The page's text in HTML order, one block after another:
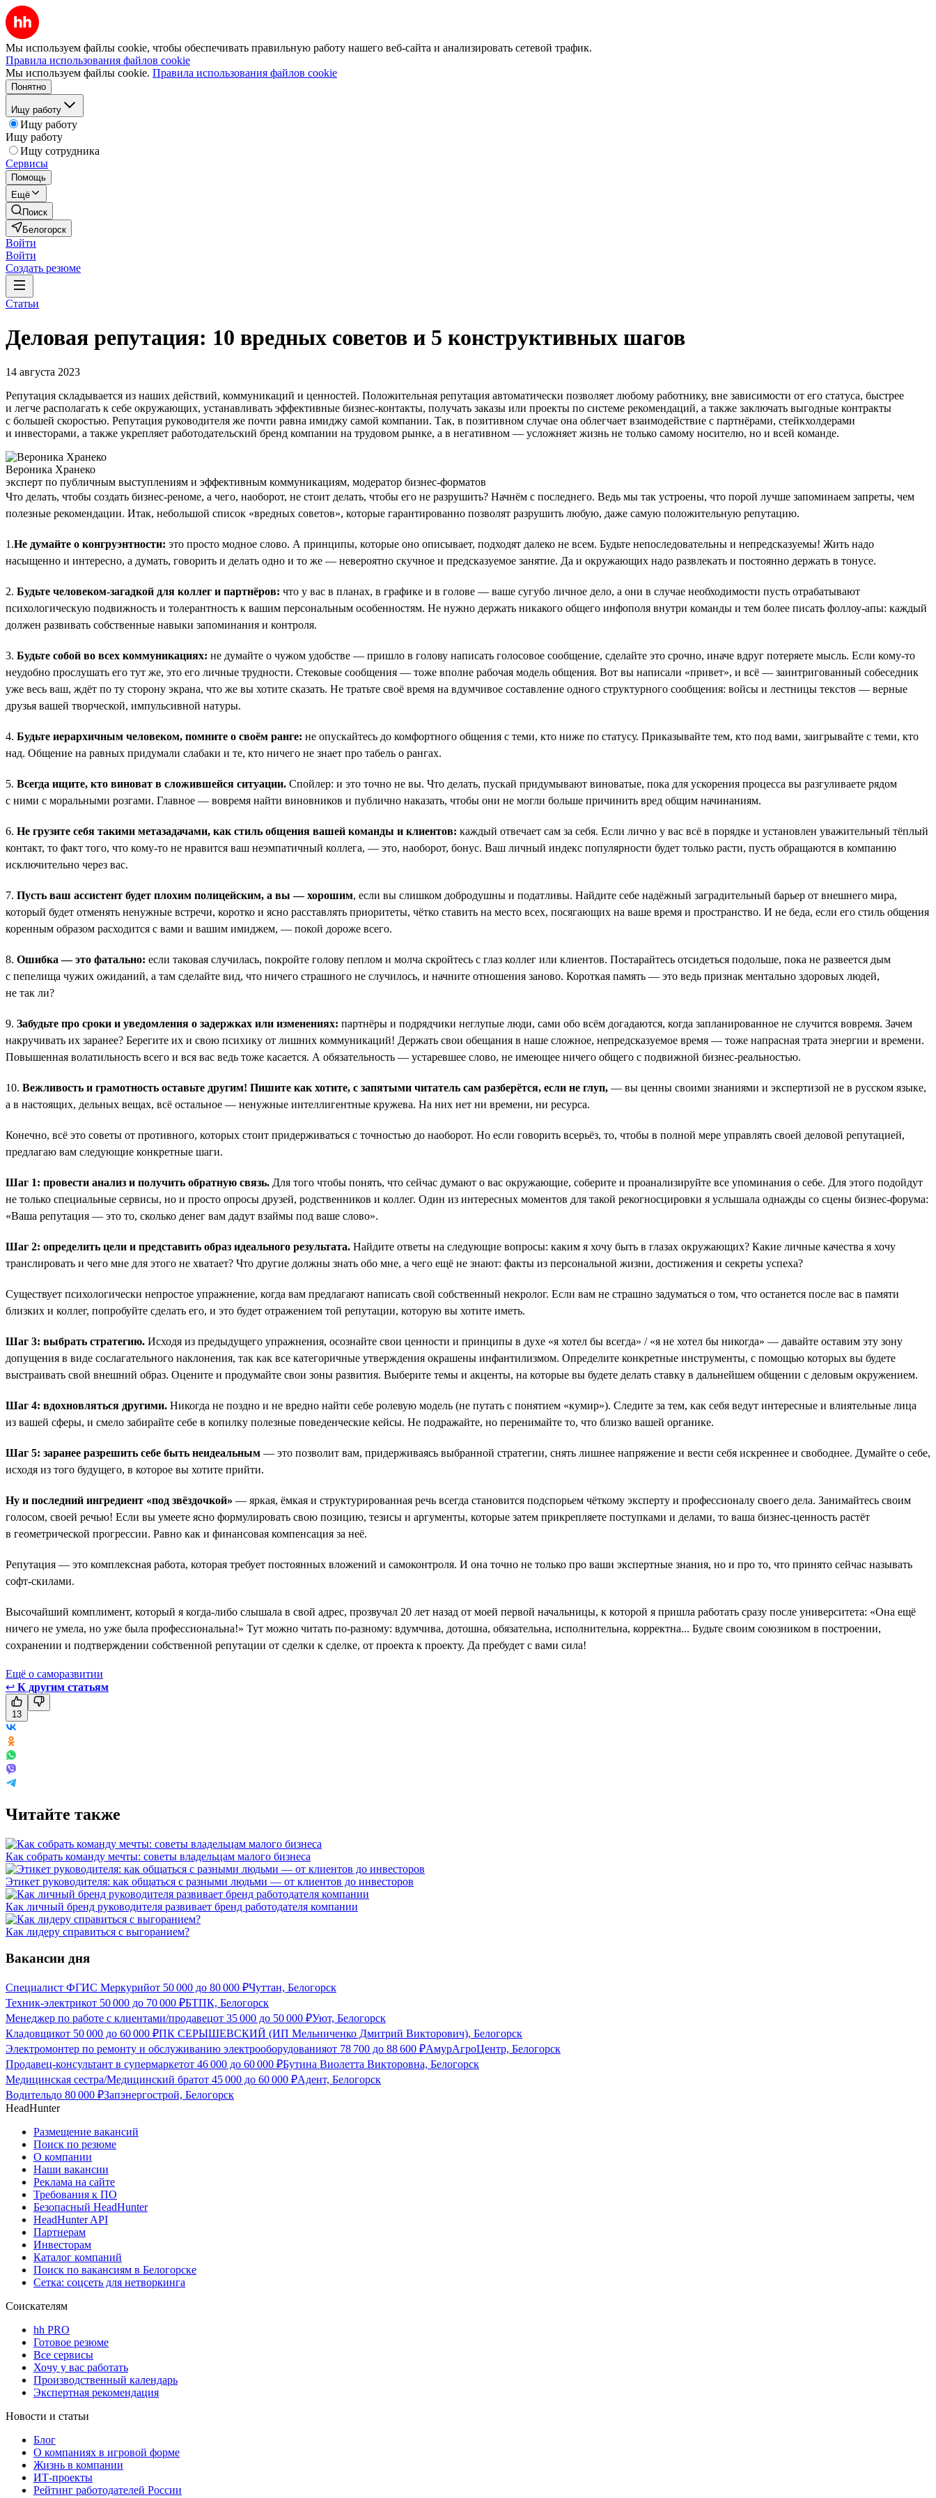
Мы используем файлы cookie, чтобы обеспечивать правильную работу нашего веб-сайта и анализировать сетевой трафик.
Правила использования файлов cookie
Мы используем файлы cookie. Правила использования файлов cookie
Понятно
Ищу работу
Ищу работу
Ищу работу
Ищу сотрудника
Сервисы
Помощь
Ещё
Поиск
Белогорск
Войти
Войти
Создать резюме
Статьи
Деловая репутация: 10 вредных советов и 5 конструктивных шагов
14 августа 2023
Репутация складывается из наших действий, коммуникаций и ценностей. Положительная репутация автоматически позволяет любому работнику, вне зависимости от его статуса, быстрее
и легче располагать к себе окружающих, устанавливать эффективные бизнес-контакты, получать заказы или проекты по системе рекомендаций, а также заключать выгодные контракты
с большей скоростью. Репутация руководителя же почти равна имиджу самой компании. Так, в позитивном случае она облегчает взаимодействие с партнёрами, стейкхолдерами
и инвесторами, а также укрепляет работодательский бренд компании на трудовом рынке, а в негативном — усложняет жизнь не только самому носителю, но и всей команде.
Вероника Хранеко
эксперт по публичным выступлениям и эффективным коммуникациям, модератор бизнес-форматов
Что делать, чтобы создать бизнес-реноме, а чего, наоборот, не стоит делать, чтобы его не разрушить? Начнём с последнего. Ведь мы так устроены, что порой лучше запоминаем запреты, чем
полезные рекомендации. Итак, небольшой список «вредных советов», которые гарантированно позволят разрушить любую, даже самую положительную репутацию.
1.Не думайте о конгруэнтности: это просто модное слово. А принципы, которые оно описывает, подходят далеко не всем. Будьте непоследовательны и непредсказуемы! Жить надо
насыщенно и интересно, а думать, говорить и делать одно и то же — невероятно скучное и предсказуемое занятие. Да и окружающих надо развлекать и постоянно держать в тонусе.
2. Будьте человеком-загадкой для коллег и партнёров: что у вас в планах, в графике и в голове — ваше сугубо личное дело, а они в случае необходимости пусть отрабатывают
психологическую подвижность и толерантность к вашим персональным особенностям. Не нужно держать никакого общего инфополя внутри команды и тем более писать фоллоу-апы: каждый
должен развивать собственные навыки запоминания и контроля.
3. Будьте собой во всех коммуникациях: не думайте о чужом удобстве — пришло в голову написать голосовое сообщение, сделайте это срочно, иначе вдруг потеряете мысль. Если кому-то
неудобно прослушать его тут же, это его личные трудности. Стековые сообщения — тоже вполне рабочая модель общения. Вот вы написали «привет», и всё — заинтригованный собеседник
уже весь ваш, ждёт по ту сторону экрана, что же вы хотите сказать. Не тратьте своё время на вдумчивое составление одного структурного сообщения: войсы и лестницы текстов — верные
друзья вашей творческой, импульсивной натуры.
4. Будьте иерархичным человеком, помните о своём ранге: не опускайтесь до комфортного общения с теми, кто ниже по статусу. Приказывайте тем, кто под вами, заигрывайте с теми, кто
над. Общение на равных придумали слабаки и те, кто ничего не знает про табель о рангах.
5. Всегда ищите, кто виноват в сложившейся ситуации. Спойлер: и это точно не вы. Что делать, пускай придумывают виноватые, пока для ускорения процесса вы разгуливаете рядом
с ними с моральными розгами. Главное — вовремя найти виновников и публично наказать, чтобы они не могли больше причинить вред общим начинаниям.
6. Не грузите себя такими метазадачами, как стиль общения вашей команды и клиентов: каждый отвечает сам за себя. Если лично у вас всё в порядке и установлен уважительный тёплый
контакт, то факт того, что кому-то не нравится ваш неэмпатичный коллега, — это, наоборот, бонус. Ваш личный индекс популярности будет только расти, пусть обращаются в компанию
исключительно через вас.
7. Пусть ваш ассистент будет плохим полицейским, а вы — хорошим, если вы слишком добродушны и податливы. Найдите себе надёжный заградительный барьер от внешнего мира,
который будет отменять ненужные встречи, коротко и ясно расставлять приоритеты, чётко ставить на место всех, посягающих на ваше время и пространство. И не беда, если его стиль общения
коренным образом расходится с вами и вашим имиджем, — покой дороже всего.
8. Ошибка — это фатально: если таковая случилась, покройте голову пеплом и молча скройтесь с глаз коллег или клиентов. Постарайтесь отсидеться подольше, пока не развеется дым
с пепелища чужих ожиданий, а там сделайте вид, что ничего страшного не случилось, и начните отношения заново. Короткая память — это ведь признак ментально здоровых людей,
не так ли?
9. Забудьте про сроки и уведомления о задержках или изменениях: партнёры и подрядчики неглупые люди, сами обо всём догадаются, когда запланированное не случится вовремя. Зачем
накручивать их заранее? Берегите их и свою психику от лишних коммуникаций! Держать свои обещания в наше сложное, непредсказуемое время — тоже напрасная трата энергии и времени.
Повышенная волатильность всего и вся вас ведь тоже касается. А обязательность — устаревшее слово, не имеющее ничего общего с подвижной бизнес-реальностью.
10. Вежливость и грамотность оставьте другим! Пишите как хотите, с запятыми читатель сам разберётся, если не глуп, — вы ценны своими знаниями и экспертизой не в русском языке,
а в настоящих, дельных вещах, всё остальное — ненужные интеллигентные кружева. На них нет ни времени, ни ресурса.
Конечно, всё это советы от противного, которых стоит придерживаться с точностью до наоборот. Но если говорить всерьёз, то, чтобы в полной мере управлять своей деловой репутацией,
предлагаю вам следующие конкретные шаги.
Шаг 1: провести анализ и получить обратную связь. Для того чтобы понять, что сейчас думают о вас окружающие, соберите и проанализируйте все упоминания о себе. Для этого подойдут
не только специальные сервисы, но и просто опросы друзей, родственников и коллег. Один из интересных моментов для такой рекогносцировки я услышала однажды со сцены бизнес-форума:
«Ваша репутация — это то, сколько денег вам дадут взаймы под ваше слово».
Шаг 2: определить цели и представить образ идеального результата. Найдите ответы на следующие вопросы: каким я хочу быть в глазах окружающих? Какие личные качества я хочу
транслировать и чего мне для этого не хватает? Что другие должны знать обо мне, а чего ещё не знают: факты из персональной жизни, достижения и секреты успеха?
Существует психологически непростое упражнение, когда вам предлагают написать свой собственный некролог. Если вам не страшно задуматься о том, что останется после вас в памяти
близких и коллег, попробуйте сделать его, и это будет отражением той репутации, которую вы хотите иметь.
Шаг 3: выбрать стратегию. Исходя из предыдущего упражнения, осознайте свои ценности и принципы в духе «я хотел бы всегда» / «я не хотел бы никогда» — давайте оставим эту зону
допущения в виде сослагательного наклонения, так как все категоричные утверждения окрашены инфантилизмом. Определите конкретные инструменты, с помощью которых вы будете
выстраивать свой внешний образ. Оцените и продумайте свои зоны развития. Выберите темы и акценты, на которые вы будете делать ставку в дальнейшем общении с деловым окружением.
Шаг 4: вдохновляться другими. Никогда не поздно и не вредно найти себе ролевую модель (не путать с понятием «кумир»). Следите за тем, как себя ведут интересные и влиятельные лица
из вашей сферы, и смело забирайте себе в копилку полезные поведенческие кейсы. Не подражайте, но перенимайте то, что близко вашей органике.
Шаг 5: заранее разрешить себе быть неидеальным — это позволит вам, придерживаясь выбранной стратегии, снять лишнее напряжение и вести себя искреннее и свободнее. Думайте о себе,
исходя из того будущего, в которое вы хотите прийти.
Ну и последний ингредиент «под звёздочкой» — яркая, ёмкая и структурированная речь всегда становится подспорьем чёткому эксперту и профессионалу своего дела. Занимайтесь своим
голосом, своей речью! Если вы умеете ясно формулировать свою позицию, тезисы и аргументы, которые затем прикрепляете поступками и делами, то ваша бизнес-ценность растёт
в геометрической прогрессии. Равно как и финансовая компенсация за неё.
Репутация — это комплексная работа, которая требует постоянных вложений и самоконтроля. И она точно не только про ваши экспертные знания, но и про то, что принято сейчас называть
софт-скилами.
Высочайший комплимент, который я когда-либо слышала в свой адрес, прозвучал 20 лет назад от моей первой начальницы, к которой я пришла работать сразу после университета: «Она ещё
ничего не умела, но уже была профессиональна!» Тут можно читать по-разному: вдумчива, дотошна, обязательна, исполнительна, корректна... Будьте своим союзником в построении,
сохранении и подтверждении собственной репутации от сделки к сделке, от проекта к проекту. Да пребудет с вами сила!
Ещё о саморазвитии
↩ К другим статьям
13
Читайте также
Как собрать команду мечты: советы владельцам малого бизнеса
Этикет руководителя: как общаться с разными людьми — от клиентов до инвесторов
Как личный бренд руководителя развивает бренд работодателя компании
Как лидеру справиться с выгоранием?
Вакансии дня
Специалист ФГИС Меркурийот 50 000 до 80 000 ₽Чуттан, Белогорск
Техник-электрикот 50 000 до 70 000 ₽БТПК, Белогорск
Менеджер по работе с клиентами/продавецот 35 000 до 50 000 ₽Уют, Белогорск
Кладовщикот 50 000 до 60 000 ₽ПК СЕРЫШЕВСКИЙ (ИП Мельниченко Дмитрий Викторович), Белогорск
Электромонтер по ремонту и обслуживанию электрооборудованияот 78 700 до 88 600 ₽АмурАгроЦентр, Белогорск
Продавец-консультант в супермаркетот 46 000 до 60 000 ₽Бутина Виолетта Викторовна, Белогорск
Медицинская сестра/Медицинский братот 45 000 до 60 000 ₽Адент, Белогорск
Водительдо 80 000 ₽Запэнергострой, Белогорск
HeadHunter
Размещение вакансий
Поиск по резюме
О компании
Наши вакансии
Реклама на сайте
Требования к ПО
Безопасный HeadHunter
HeadHunter API
Партнерам
Инвесторам
Каталог компаний
Поиск по вакансиям в Белогорске
Сетка: соцсеть для нетворкинга
Соискателям
hh PRO
Готовое резюме
Все сервисы
Хочу у вас работать
Производственный календарь
Экспертная рекомендация
Новости и статьи
Блог
О компаниях в игровой форме
Жизнь в компании
ИТ-проекты
Рейтинг работодателей России